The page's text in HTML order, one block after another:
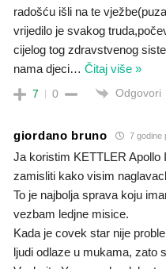
radošću išli na te
vrijedilo je svakog
cijelog tog zdravstvenog
nama djeci… Čitaj više »
7 0 Odgovori
giordano bruno 7 godine
Ja koristim KETTLER Apollo
zamisliti kako visim
To je najbolja sprava koju
vezbam ledjne misice.
Kada je covek star nije
ljudi odlaze u mukama, zato